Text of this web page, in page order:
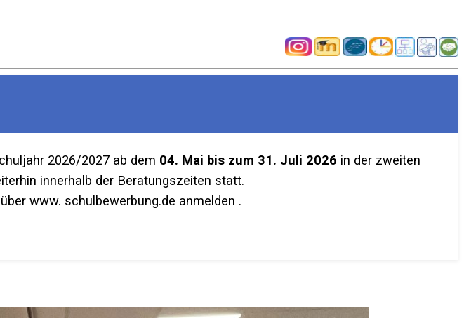
2026/2027 ab dem 04. Mai bis zum 31. Juli 2026 in der zweiten
innerhalb der Beratungszeiten statt.
www. schulbewerbung.de anmelden .